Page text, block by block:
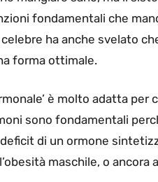
fondamentali che
ha anche svelato
forma ottimale.
è molto adatta
sono fondamentali
di un ormone
maschile, o ancora